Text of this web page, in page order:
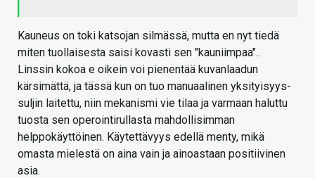
Kauneus on toki katsojan silmässä, mutta en nyt tiedä
miten tuollaisesta saisi kovasti sen "kauniimpaa"..
Linssin kokoa e oikein voi pienentää kuvanlaadun
kärsimättä, ja tässä kun on tuo manuaalinen yksityisyys-
suljin laitettu, niin mekanismi vie tilaa ja varmaan haluttu
tuosta sen operointirullasta mahdollisimman
helppokäyttöinen. Käytettävyys edellä menty, mikä
omasta mielestä on aina vain ja ainoastaan positiivinen
asia.